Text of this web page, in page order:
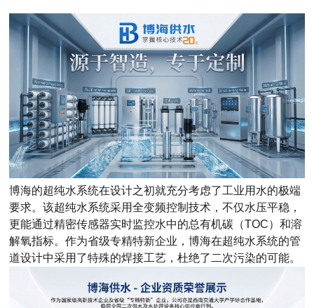
博海的超纯水系统在设计之初就充分考虑了工业用水的极端
要求。该超纯水系统采用全变频控制技术，不仅水压平稳，
更能通过精密传感器实时监控水中的总有机碳（TOC）和溶
解氧指标。作为省级专精特新企业，博海在超纯水系统的管
道设计中采用了特殊的焊接工艺，杜绝了二次污染的可能。